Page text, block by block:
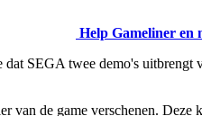
Help Gameliner en
SEGA twee demo's
van de game verschenen.